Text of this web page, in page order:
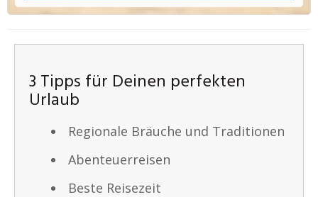
3 Tipps für Deinen perfekten
Urlaub
Regionale Bräuche und Traditionen
Abenteuerreisen
Beste Reisezeit